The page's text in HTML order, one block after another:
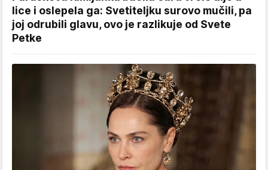
lice i oslepela ga: Svetiteljku surovo mučili, pa
joj odrubili glavu, ovo je razlikuje od Svete
Petke